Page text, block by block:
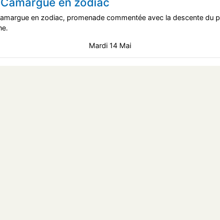
en zodiac, promenade commentée avec la descente du
Mardi 14 Mai